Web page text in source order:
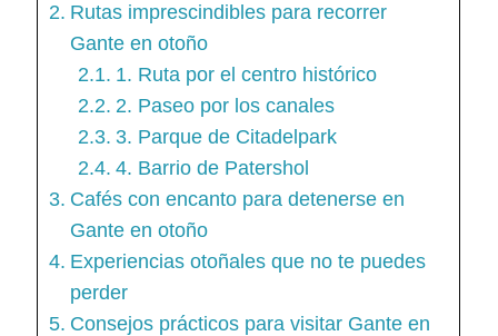
Rutas imprescindibles para recorrer
Gante en otoño
1. Ruta por el centro histórico
2. Paseo por los canales
3. Parque de Citadelpark
4. Barrio de Patershol
Cafés con encanto para detenerse en
Gante en otoño
Experiencias otoñales que no te puedes
perder
Consejos prácticos para visitar Gante en